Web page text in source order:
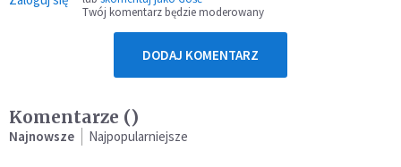
Twój komentarz będzie moderowany
DODAJ KOMENTARZ
Komentarze ()
Najnowsze Najpopularniejsze